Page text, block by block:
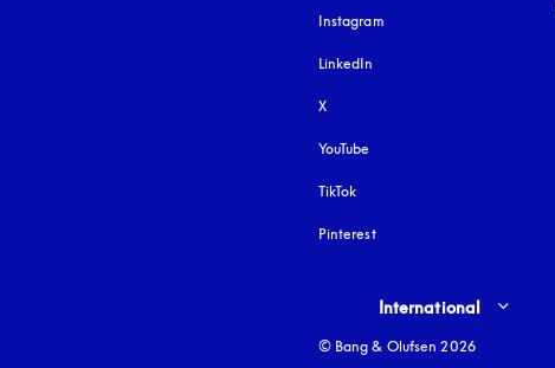
Instagram
LinkedIn
X
YouTube
TikTok
Pinterest
Select country and language
International
© Bang & Olufsen 2026